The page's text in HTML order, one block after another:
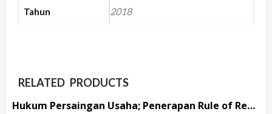
Tahun 2018
RELATED PRODUCTS
Hukum Persaingan Usaha; Penerapan Rule of Reason Dalam Penanganan Praktik Kartel